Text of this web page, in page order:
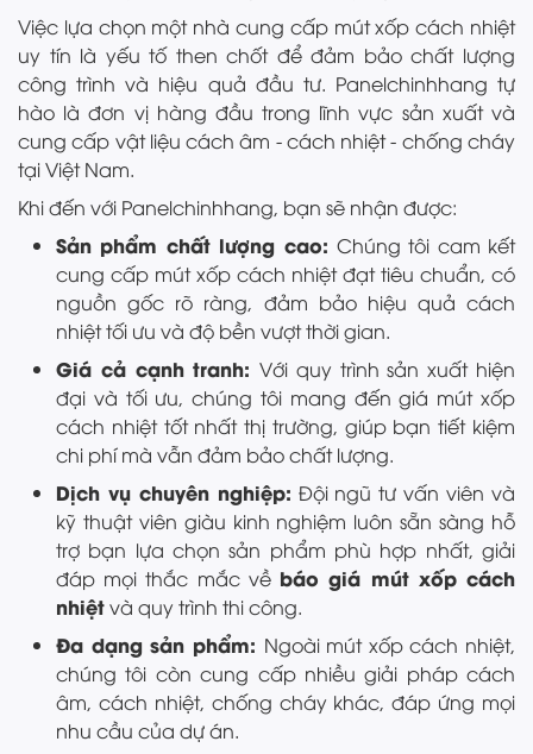
Việc lựa chọn một nhà cung cấp mút xốp cách nhiệt
uy tín là yếu tố then chốt để đảm bảo chất lượng
công trình và hiệu quả đầu tư. Panelchinhhang tự
hào là đơn vị hàng đầu trong lĩnh vực sản xuất và
cung cấp vật liệu cách âm - cách nhiệt - chống cháy
tại Việt Nam.
Khi đến với Panelchinhhang, bạn sẽ nhận được:
Sản phẩm chất lượng cao: Chúng tôi cam kết
cung cấp mút xốp cách nhiệt đạt tiêu chuẩn, có
nguồn gốc rõ ràng, đảm bảo hiệu quả cách
nhiệt tối ưu và độ bền vượt thời gian.
Giá cả cạnh tranh:Với quy trình sản xuất hiện
đại và tối ưu, chúng tôi mang đến giá mút xốp
cách nhiệt tốt nhất thị trường, giúp bạn tiết kiệm
chi phí mà vẫn đảm bảo chất lượng.
Dịch vụ chuyên nghiệp: Đội ngũ tư vấn viên và
kỹ thuật viên giàu kinh nghiệm luôn sẵn sàng hỗ
trợ bạn lựa chọn sản phẩm phù hợp nhất, giải
đáp mọi thắc mắc về báo giá mút xốp cách
nhiệtvà quy trình thi công.
Đa dạng sản phẩm: Ngoài mút xốp cách nhiệt,
chúng tôi còn cung cấp nhiều giải pháp cách
âm, cách nhiệt, chống cháy khác, đáp ứng mọi
nhu cầu của dự án.